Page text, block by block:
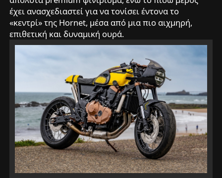
έχει ανασχεδιαστεί για να τονίσει έντονα το
«κεντρί» της Hornet, μέσα από μια πιο αιχμηρή,
επιθετική και δυναμική ουρά.